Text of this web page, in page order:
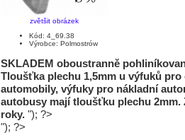
zvětšit obrázek
Kód: 4_69.38
Výrobce: Polmostrów
SKLADEM oboustranně
Tloušťka plechu 1,5mm u výfuků pro
automobily, výfuky pro nákladní
autobusy mají tloušťku plechu 2mm.
roky. "); ?>
"); ?>